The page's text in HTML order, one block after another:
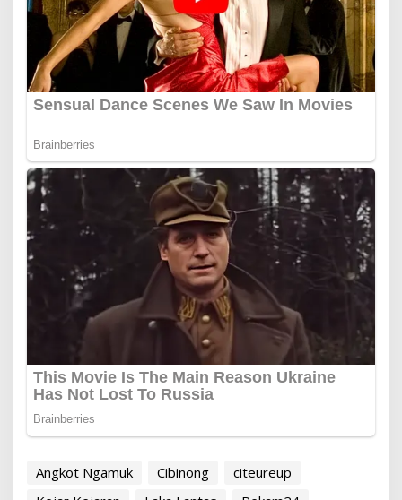
Angkot Ngamuk Cibinong
citeureup